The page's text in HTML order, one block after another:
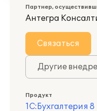
Партнер,
Антегра
Связаться
Другие
Продукт
1С:Бухгалтерия 8